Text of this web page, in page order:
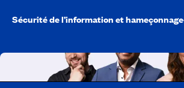
Sécurité de l’information et hameçonnage